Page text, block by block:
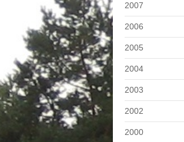
2007
2006
2005
2004
2003
2002
2000